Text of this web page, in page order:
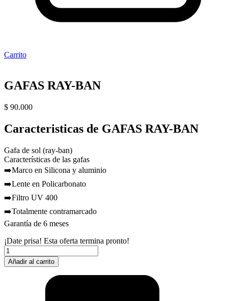
Carrito
GAFAS RAY-BAN
$ 90.000
Caracteristicas de GAFAS RAY-BAN
Gafa de sol (ray-ban)
Características de las gafas
➡️Marco en Silicona y aluminio
➡️Lente en Policarbonato
➡️Filtro UV 400
➡️Totalmente contramarcado
Garantía de 6 meses
¡Date prisa! Esta oferta termina pronto!
GAFAS
RAY-
BAN
Añadir al carrito